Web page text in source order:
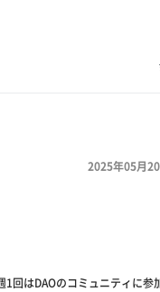
2025年05月
回はDAOのコミュニティに参